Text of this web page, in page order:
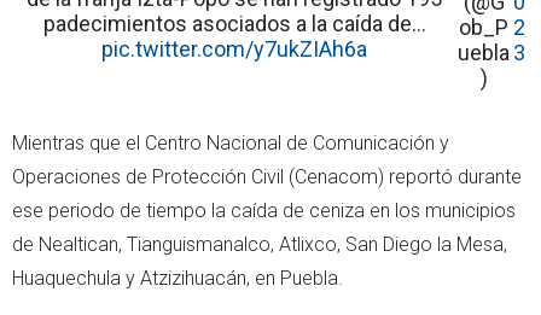
padecimientos asociados a la caída de…
pic.twitter.com/y7ukZIAh6a
ob_P
uebla
)
2
3
Mientras que el Centro Nacional de Comunicación y
Operaciones de Protección Civil (Cenacom) reportó durante
ese periodo de tiempo la caída de ceniza en los municipios
de Nealtican, Tianguismanalco, Atlixco, San Diego la Mesa,
Huaquechula y Atzizihuacán, en Puebla.